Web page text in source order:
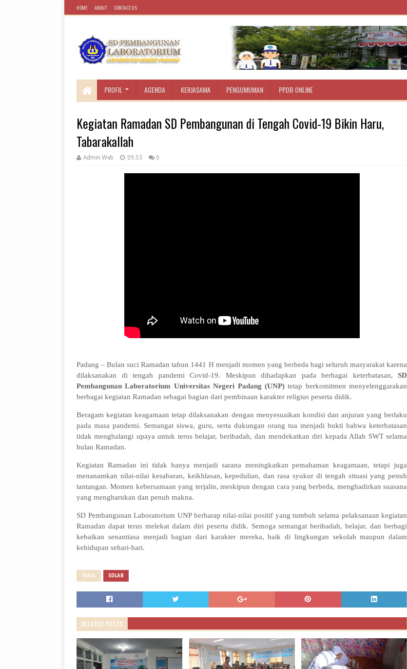
HOME ABOUT CONTACT US
PROFIL AGENDA KERJASAMA PENGUMUMAN PPDB ONLINE
Kegiatan Ramadan SD Pembangunan di Tengah Covid-19 Bikin Haru,
Tabarakallah
Admin Web 09.53 0
Padang – Bulan suci Ramadan tahun 1441 H menjadi momen yang berbeda bagi seluruh masyarakat karena
dilaksanakan di tengah pandemi Covid-19. Meskipun dihadapkan pada berbagai keterbatasan,SD
Pembangunan Laboratorium Universitas Negeri Padang (UNP) tetap berkomitmen menyelenggarakan
berbagai kegiatan Ramadan sebagai bagian dari pembinaan karakter religius peserta didik.
Beragam kegiatan keagamaan tetap dilaksanakan dengan menyesuaikan kondisi dan anjuran yang berlaku
pada masa pandemi. Semangat siswa, guru, serta dukungan orang tua menjadi bukti bahwa keterbatasan
tidak menghalangi upaya untuk terus belajar, beribadah, dan mendekatkan diri kepada Allah SWT selama
bulan Ramadan.
Kegiatan Ramadan ini tidak hanya menjadi sarana meningkatkan pemahaman keagamaan, tetapi juga
menanamkan nilai-nilai kesabaran, keikhlasan, kepedulian, dan rasa syukur di tengah situasi yang penuh
tantangan. Momen kebersamaan yang terjalin, meskipun dengan cara yang berbeda, menghadirkan suasana
yang mengharukan dan penuh makna.
SD Pembangunan Laboratorium UNP berharap nilai-nilai positif yang tumbuh selama pelaksanaan kegiatan
Ramadan dapat terus melekat dalam diri peserta didik. Semoga semangat beribadah, belajar, dan berbagi
kebaikan senantiasa menjadi bagian dari karakter mereka, baik di lingkungan sekolah maupun dalam
kehidupan sehari-hari.
TAGS: SDLAB
RELATED POSTS